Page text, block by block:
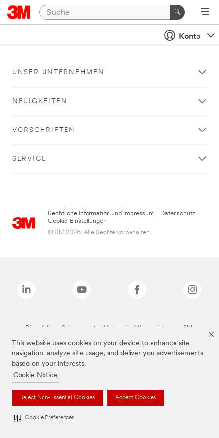
This website uses cookies on your device to enhance site
navigation, analyze site usage, and deliver you advertisements
based on your interests.
Cookie Notice
Reject Non-Essential Cookies Accept Cookies
Cookie Preferences
Konto
UNSER UNTERNEHMEN
NEUIGKEITEN
VORSCHRIFTEN
SERVICE
Rechtliche Information und Impressum Datenschutz
Cookie-Einstellungen
© 3M 2026. Alle Rechte vorbehalten..
Die auf dieser Seite genannten Marken sind Warenzeichen von 3M.